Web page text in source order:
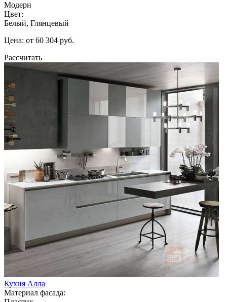
Модерн
Цвет:
Белый, Глянцевый
Цена: от 60 304 руб.
Рассчитать
Кухня Алла
Материал фасада: